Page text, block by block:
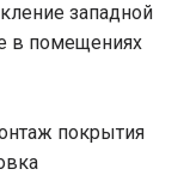
западной
в помещениях
покрытия